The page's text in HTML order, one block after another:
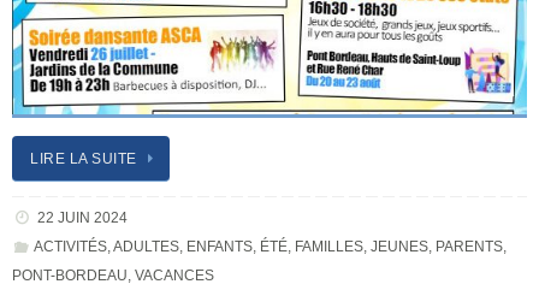
LIRE LA SUITE
22 JUIN 2024
ACTIVITÉS,ADULTES, ENFANTS, ÉTÉ, FAMILLES, JEUNES, PARENTS,
PONT-BORDEAU, VACANCES